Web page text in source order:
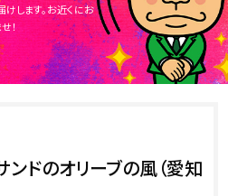
します。お近くにお
！
ンドのオリーブの風（愛知